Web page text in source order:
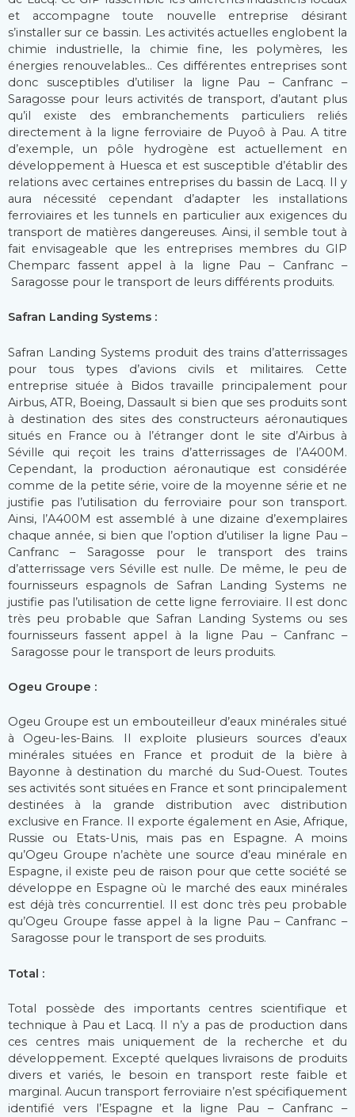
et accompagne toute nouvelle entreprise désirant
s’installer sur ce bassin. Les activités actuelles englobent la
chimie industrielle, la chimie fine, les polymères, les
énergies renouvelables… Ces différentes entreprises sont
donc susceptibles d’utiliser la ligne Pau – Canfranc –
Saragosse pour leurs activités de transport, d’autant plus
qu’il existe des embranchements particuliers reliés
directement à la ligne ferroviaire de Puyoô à Pau. A titre
d’exemple, un pôle hydrogène est actuellement en
développement à Huesca et est susceptible d’établir des
relations avec certaines entreprises du bassin de Lacq. Il y
aura nécessité cependant d’adapter les installations
ferroviaires et les tunnels en particulier aux exigences du
transport de matières dangereuses. Ainsi, il semble tout à
fait envisageable que les entreprises membres du GIP
Chemparc fassent appel à la ligne Pau – Canfranc –
Saragosse pour le transport de leurs différents produits.
Safran Landing Systems :
Safran Landing Systems produit des trains d’atterrissages
pour tous types d’avions civils et militaires. Cette
entreprise située à Bidos travaille principalement pour
Airbus, ATR, Boeing, Dassault si bien que ses produits sont
à destination des sites des constructeurs aéronautiques
situés en France ou à l’étranger dont le site d’Airbus à
Séville qui reçoit les trains d’atterrissages de l’A400M.
Cependant, la production aéronautique est considérée
comme de la petite série, voire de la moyenne série et ne
justifie pas l’utilisation du ferroviaire pour son transport.
Ainsi, l’A400M est assemblé à une dizaine d’exemplaires
chaque année, si bien que l’option d’utiliser la ligne Pau –
Canfranc – Saragosse pour le transport des trains
d’atterrissage vers Séville est nulle. De même, le peu de
fournisseurs espagnols de Safran Landing Systems ne
justifie pas l’utilisation de cette ligne ferroviaire. Il est donc
très peu probable que Safran Landing Systems ou ses
fournisseurs fassent appel à la ligne Pau – Canfranc –
Saragosse pour le transport de leurs produits.
Ogeu Groupe :
Ogeu Groupe est un embouteilleur d’eaux minérales situé
à Ogeu-les-Bains. Il exploite plusieurs sources d’eaux
minérales situées en France et produit de la bière à
Bayonne à destination du marché du Sud-Ouest. Toutes
ses activités sont situées en France et sont principalement
destinées à la grande distribution avec distribution
exclusive en France. Il exporte également en Asie, Afrique,
Russie ou Etats-Unis, mais pas en Espagne. A moins
qu’Ogeu Groupe n’achète une source d’eau minérale en
Espagne, il existe peu de raison pour que cette société se
développe en Espagne où le marché des eaux minérales
est déjà très concurrentiel. Il est donc très peu probable
qu’Ogeu Groupe fasse appel à la ligne Pau – Canfranc –
Saragosse pour le transport de ses produits.
Total :
Total possède des importants centres scientifique et
technique à Pau et Lacq. Il n’y a pas de production dans
ces centres mais uniquement de la recherche et du
développement. Excepté quelques livraisons de produits
divers et variés, le besoin en transport reste faible et
marginal. Aucun transport ferroviaire n’est spécifiquement
identifié vers l’Espagne et la ligne Pau – Canfranc –